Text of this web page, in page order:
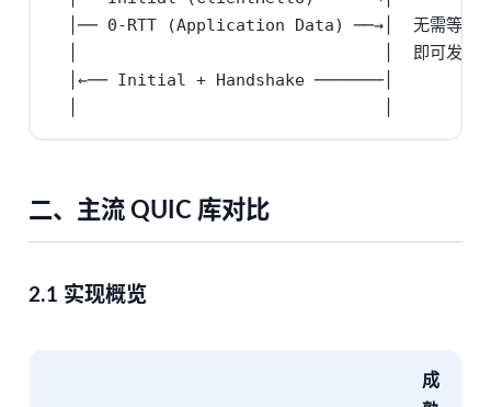
│── 0-RTT (Application Data) ──→│  无需等待
│                               │  即可发送
  │←── Initial + Handshake ───────│
二、主流 QUIC 库对比
2.1 实现概览
成